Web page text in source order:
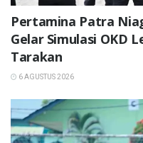
Pertamina Patra
Gelar Simulasi OKD
Tarakan
6 AGUSTUS 2026